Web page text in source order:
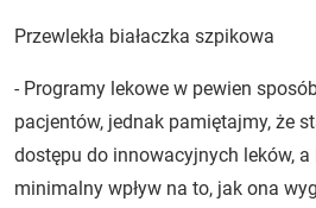
Przewlekła białaczka szpikowa
- Programy lekowe w pewien
pacjentów, jednak pamiętajmy, że
dostępu do innowacyjnych leków,
minimalny wpływ na to, jak ona